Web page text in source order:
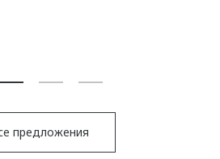
предложения